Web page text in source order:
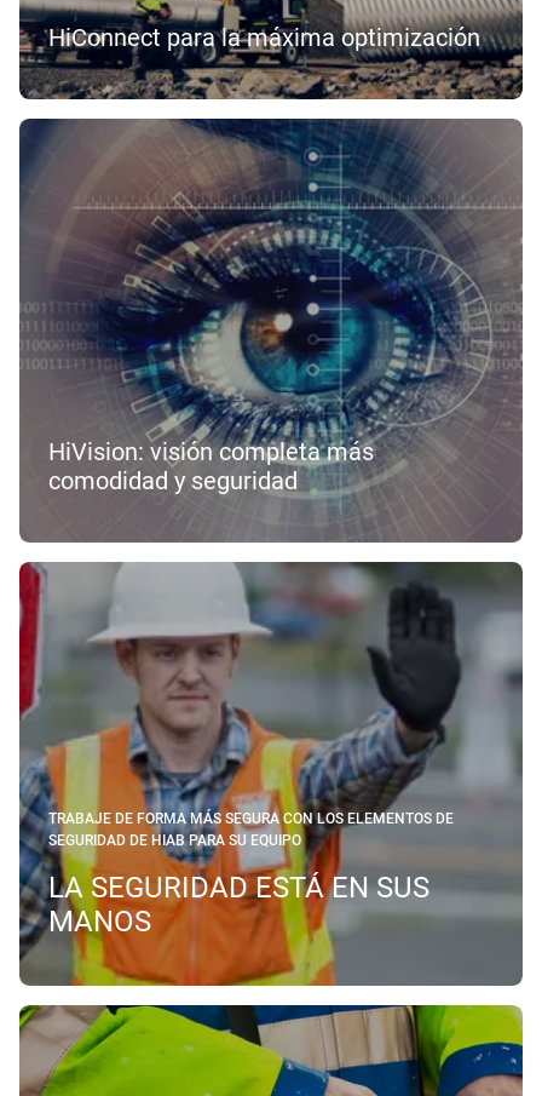
HiConnect para la máxima optimización
HiVision: visión completa más
comodidad y seguridad
TRABAJE DE FORMA MÁS SEGURA CON LOS ELEMENTOS DE
SEGURIDAD DE HIAB PARA SU EQUIPO
LA SEGURIDAD ESTÁ EN SUS
MANOS